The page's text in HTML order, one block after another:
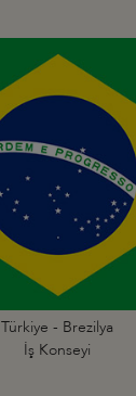
Türkiye - Brezilya
İş Konseyi